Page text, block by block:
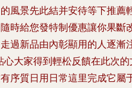
風景先此結并安待等下推薦
時給您發特制優惠讓你果斷
過新品由內彰顯用的人逐漸
心大家得到輕松反饋在此次
序質日用日常這里完成它屬